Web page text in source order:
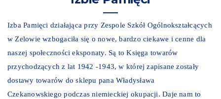
Izba Pamięci działająca przy Zespole Szkół Ogólnokształcących
w Zelowie wzbogaciła się o nowe, bardzo ciekawe i cenne dla
naszej społeczności eksponaty. Są to Księga towarów
przychodzących z lat 1942 -1943, w której zapisane zostały
dostawy towarów do sklepu pana Władysława
Czekanowskiego podczas niemieckiej okupacji. Daje nam to